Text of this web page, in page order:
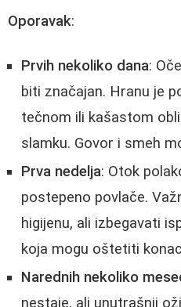
Oporavak:
Prvih nekoliko dana:
biti značajan. Hranu je
tečnom ili kašastom
slamku. Govor i smeh
Prva nedelja: Otok
postepeno povlače.
higijenu, ali izbegavati
koja mogu oštetiti
Narednih nekoliko
nestaje, ali unutrašnji